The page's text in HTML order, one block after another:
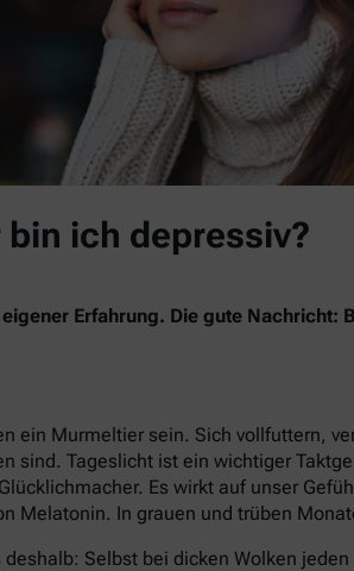
ich depressiv?
Erfahrung. Die gute
ein Murmeltier sein. Sich vollfuttern,
sind. Tageslicht ist ein wichtiger
Es wirkt auf unser
Melatonin. In grauen und trüben
Selbst bei dicken Wolken